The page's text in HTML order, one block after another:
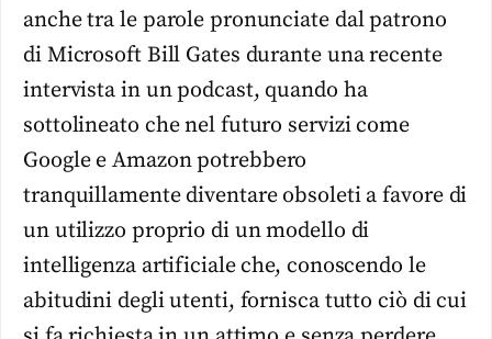
anche tra le parole pronunciate dal patrono
di Microsoft Bill Gates durante una recente
intervista in un podcast, quando ha
sottolineato che nel futuro servizi come
Google e Amazon potrebbero
tranquillamente diventare obsoleti a favore di
un utilizzo proprio di un modello di
intelligenza artificiale che, conoscendo le
abitudini degli utenti, fornisca tutto ciò di cui